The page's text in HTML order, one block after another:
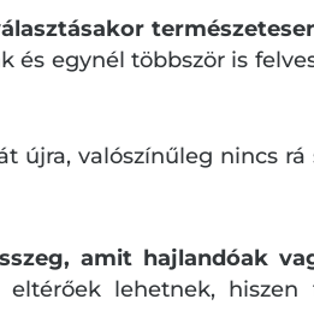
egynél többször is
újra, valószínűleg nincs
amit hajlandóak
lehetnek,